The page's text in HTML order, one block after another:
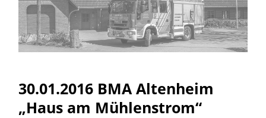
30.01.2016 BMA Altenheim
„Haus am Mühlenstrom“
30.01.2016 BMA Altenheim
„Haus am Mühlenstrom“